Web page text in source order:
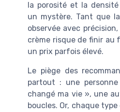
la porosité et la
un mystère. Tant que
observée avec
crème risque de finir au
un prix parfois élevé.
Le piège des
partout : une
changé ma vie », une
boucles. Or, chaque